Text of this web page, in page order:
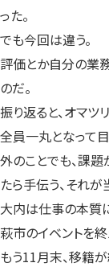
った。
でも今回は違う。
評価とか自分の業
のだ。
振り返ると、オマツ
全員一丸となって
外のことでも、課
たら手伝う、それが
大内は仕事の本質
萩市のイベントを終
もう11月末、移籍が